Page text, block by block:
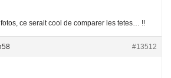
ce serait cool de comparer les tetes… !!
#13512